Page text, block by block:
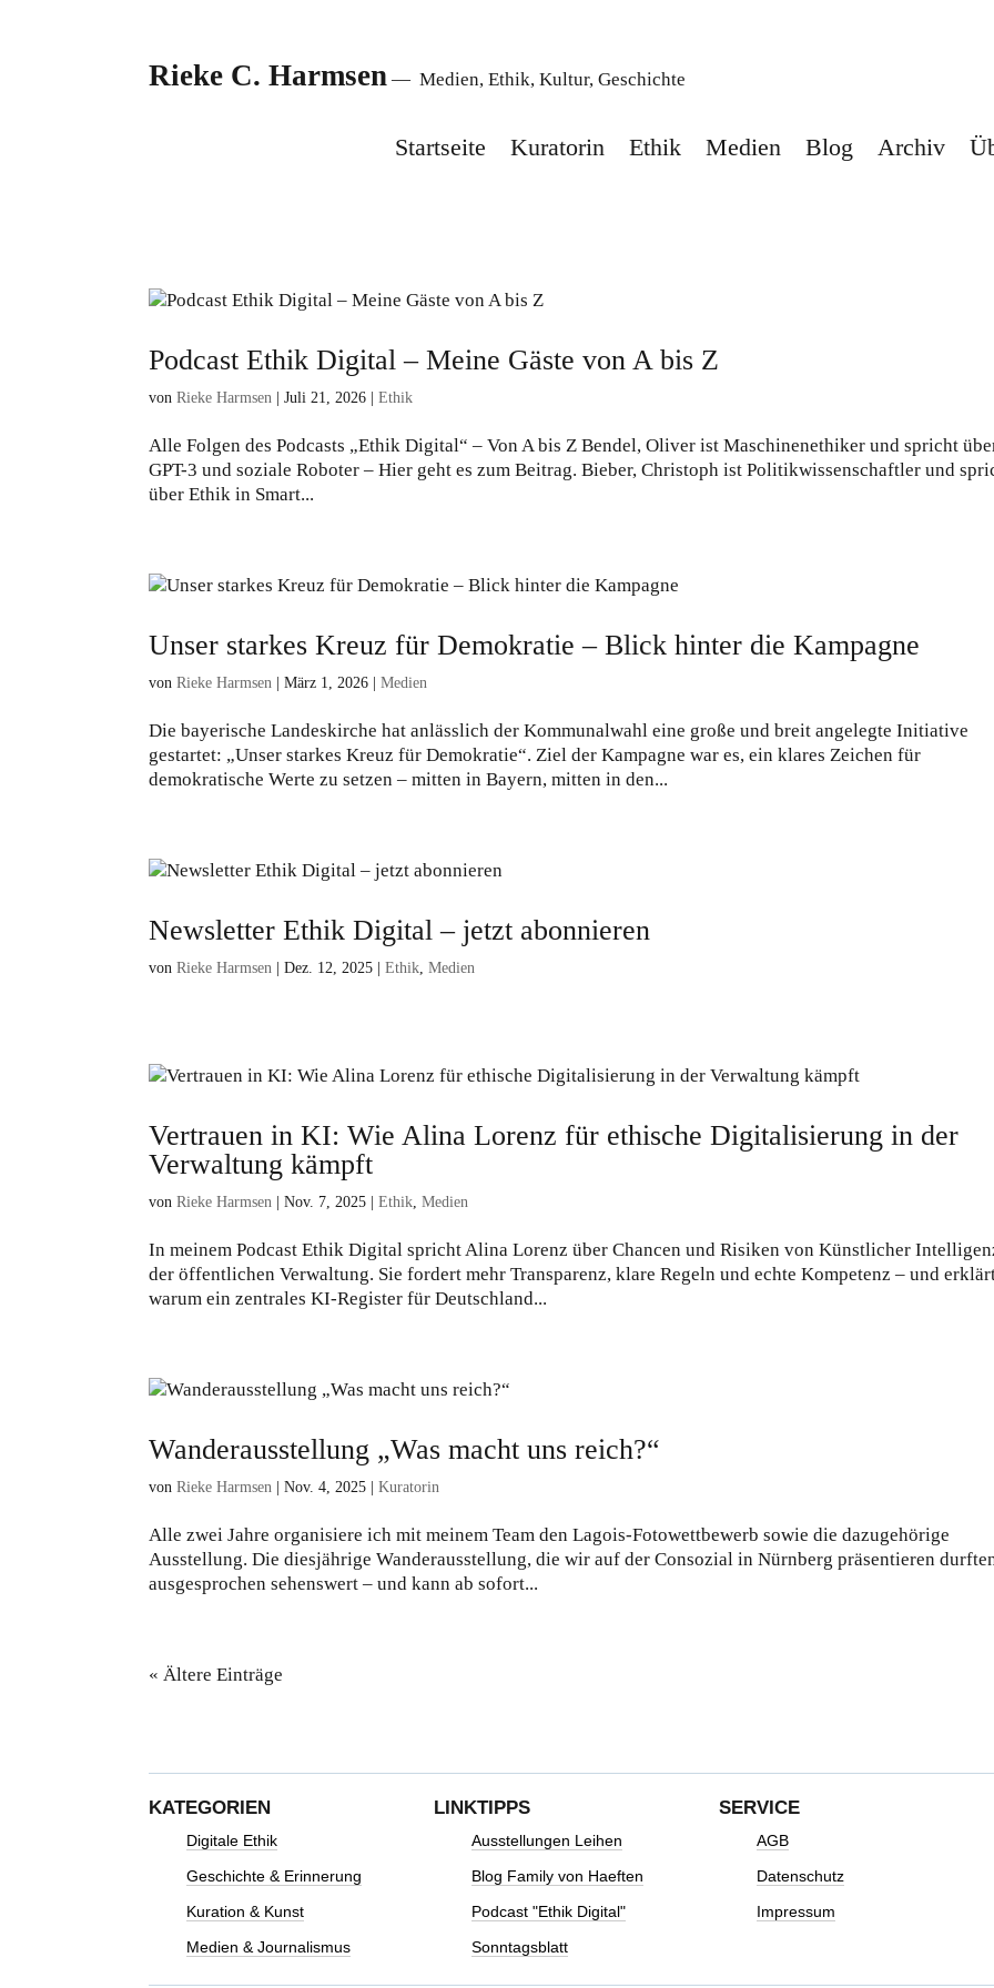
Rieke C. Harmsen — Medien, Ethik, Kultur, Geschichte
Startseite Kuratorin Ethik Medien Blog Archiv
Podcast Ethik Digital – Meine Gäste von A bis Z
vonRieke Harmsen |Juli 21, 2026 |Ethik
Alle Folgen des Podcasts „Ethik Digital“ – Von A bis Z Bendel, Oliver ist Maschinenethiker und spricht
GPT-3 und soziale Roboter – Hier geht es zum Beitrag. Bieber, Christoph ist Politikwissenschaftler und
über Ethik in Smart...
Unser starkes Kreuz für Demokratie – Blick hinter die Kampagne
vonRieke Harmsen |März 1, 2026 |Medien
Die bayerische Landeskirche hat anlässlich der Kommunalwahl eine große und breit angelegte Initiative
gestartet: „Unser starkes Kreuz für Demokratie“. Ziel der Kampagne war es, ein klares Zeichen für
demokratische Werte zu setzen – mitten in Bayern, mitten in den...
Newsletter Ethik Digital – jetzt abonnieren
vonRieke Harmsen |Dez. 12, 2025 |Ethik ,Medien
Vertrauen in KI: Wie Alina Lorenz für ethische Digitalisierung in der
Verwaltung kämpft
vonRieke Harmsen |Nov. 7, 2025 |Ethik ,Medien
In meinem Podcast Ethik Digital spricht Alina Lorenz über Chancen und Risiken von Künstlicher
der öffentlichen Verwaltung. Sie fordert mehr Transparenz, klare Regeln und echte Kompetenz – und
warum ein zentrales KI-Register für Deutschland...
Wanderausstellung „Was macht uns reich?“
vonRieke Harmsen |Nov. 4, 2025 |Kuratorin
Alle zwei Jahre organisiere ich mit meinem Team den Lagois-Fotowettbewerb sowie die dazugehörige
Ausstellung. Die diesjährige Wanderausstellung, die wir auf der Consozial in Nürnberg präsentieren
ausgesprochen sehenswert – und kann ab sofort...
« Ältere Einträge
KATEGORIEN
Digitale Ethik
Geschichte & Erinnerung
Kuration & Kunst
Medien & Journalismus
LINKTIPPS
Ausstellungen Leihen
Blog Family von Haeften
Podcast "Ethik Digital"
Sonntagsblatt
SERVICE
AGB
Datenschutz
Impressum